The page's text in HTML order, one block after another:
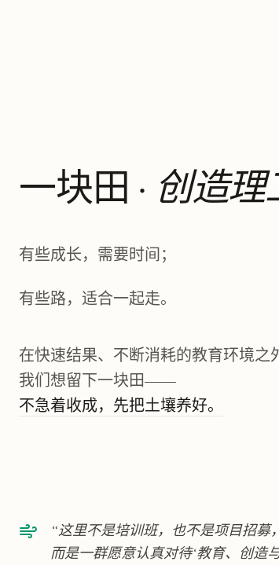
一块田 · 创造
有些成长，需要时间；
有些路，适合一起走。
在快速结果、不断消耗的教育环境之
我们想留下一块田——
不急着收成，先把土壤养好。
“这里不是培训班，也不是项目招募，
而是一群愿意认真对待‘教育、创造